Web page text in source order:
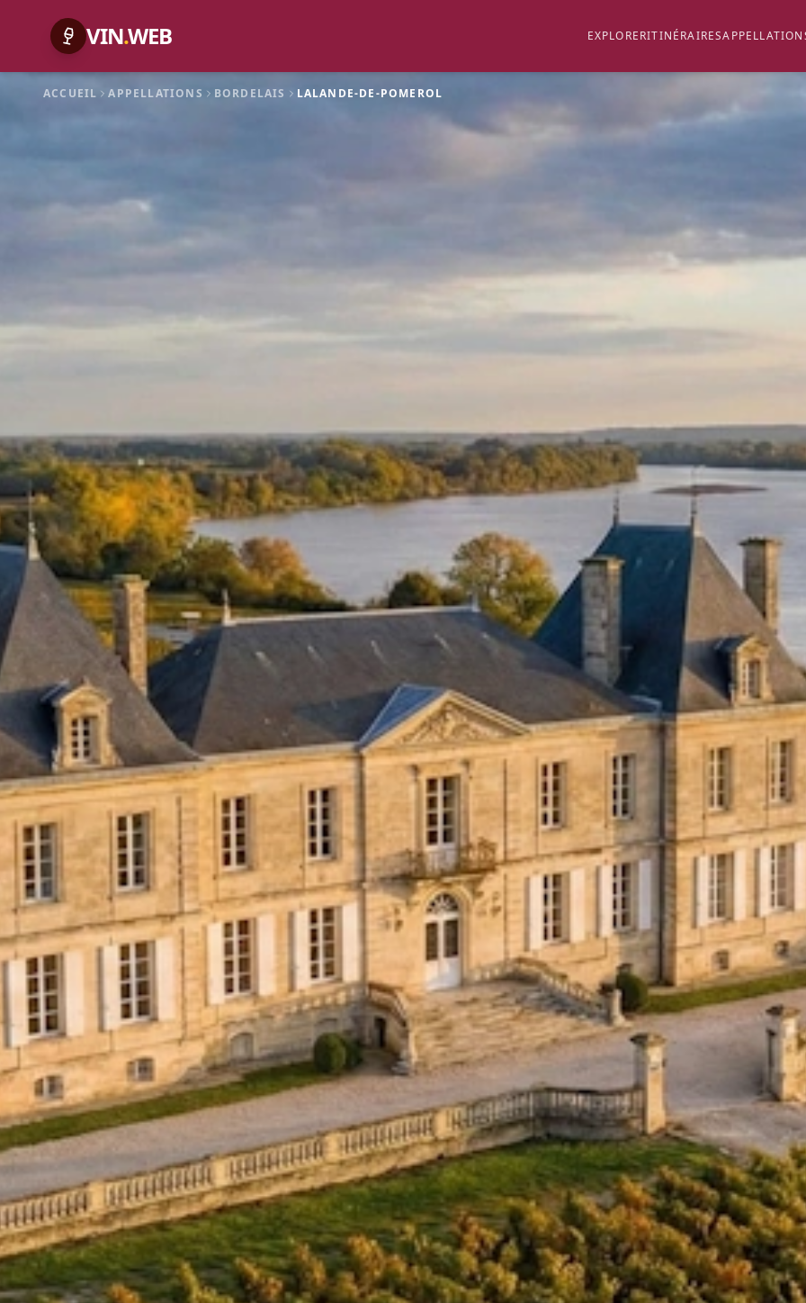
VIN.WEB EXPLORERITINÉRAIRES
ACCUEIL APPELLATIONS BORDELAIS LALANDE-DE-POMEROL